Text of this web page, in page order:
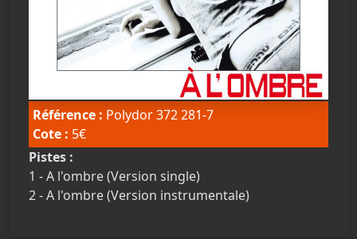
Référence : Polydor 372 281-7
Cote : 5€
Pistes :
1 - A l'ombre (Version single)
2 - A l'ombre (Version instrumentale)